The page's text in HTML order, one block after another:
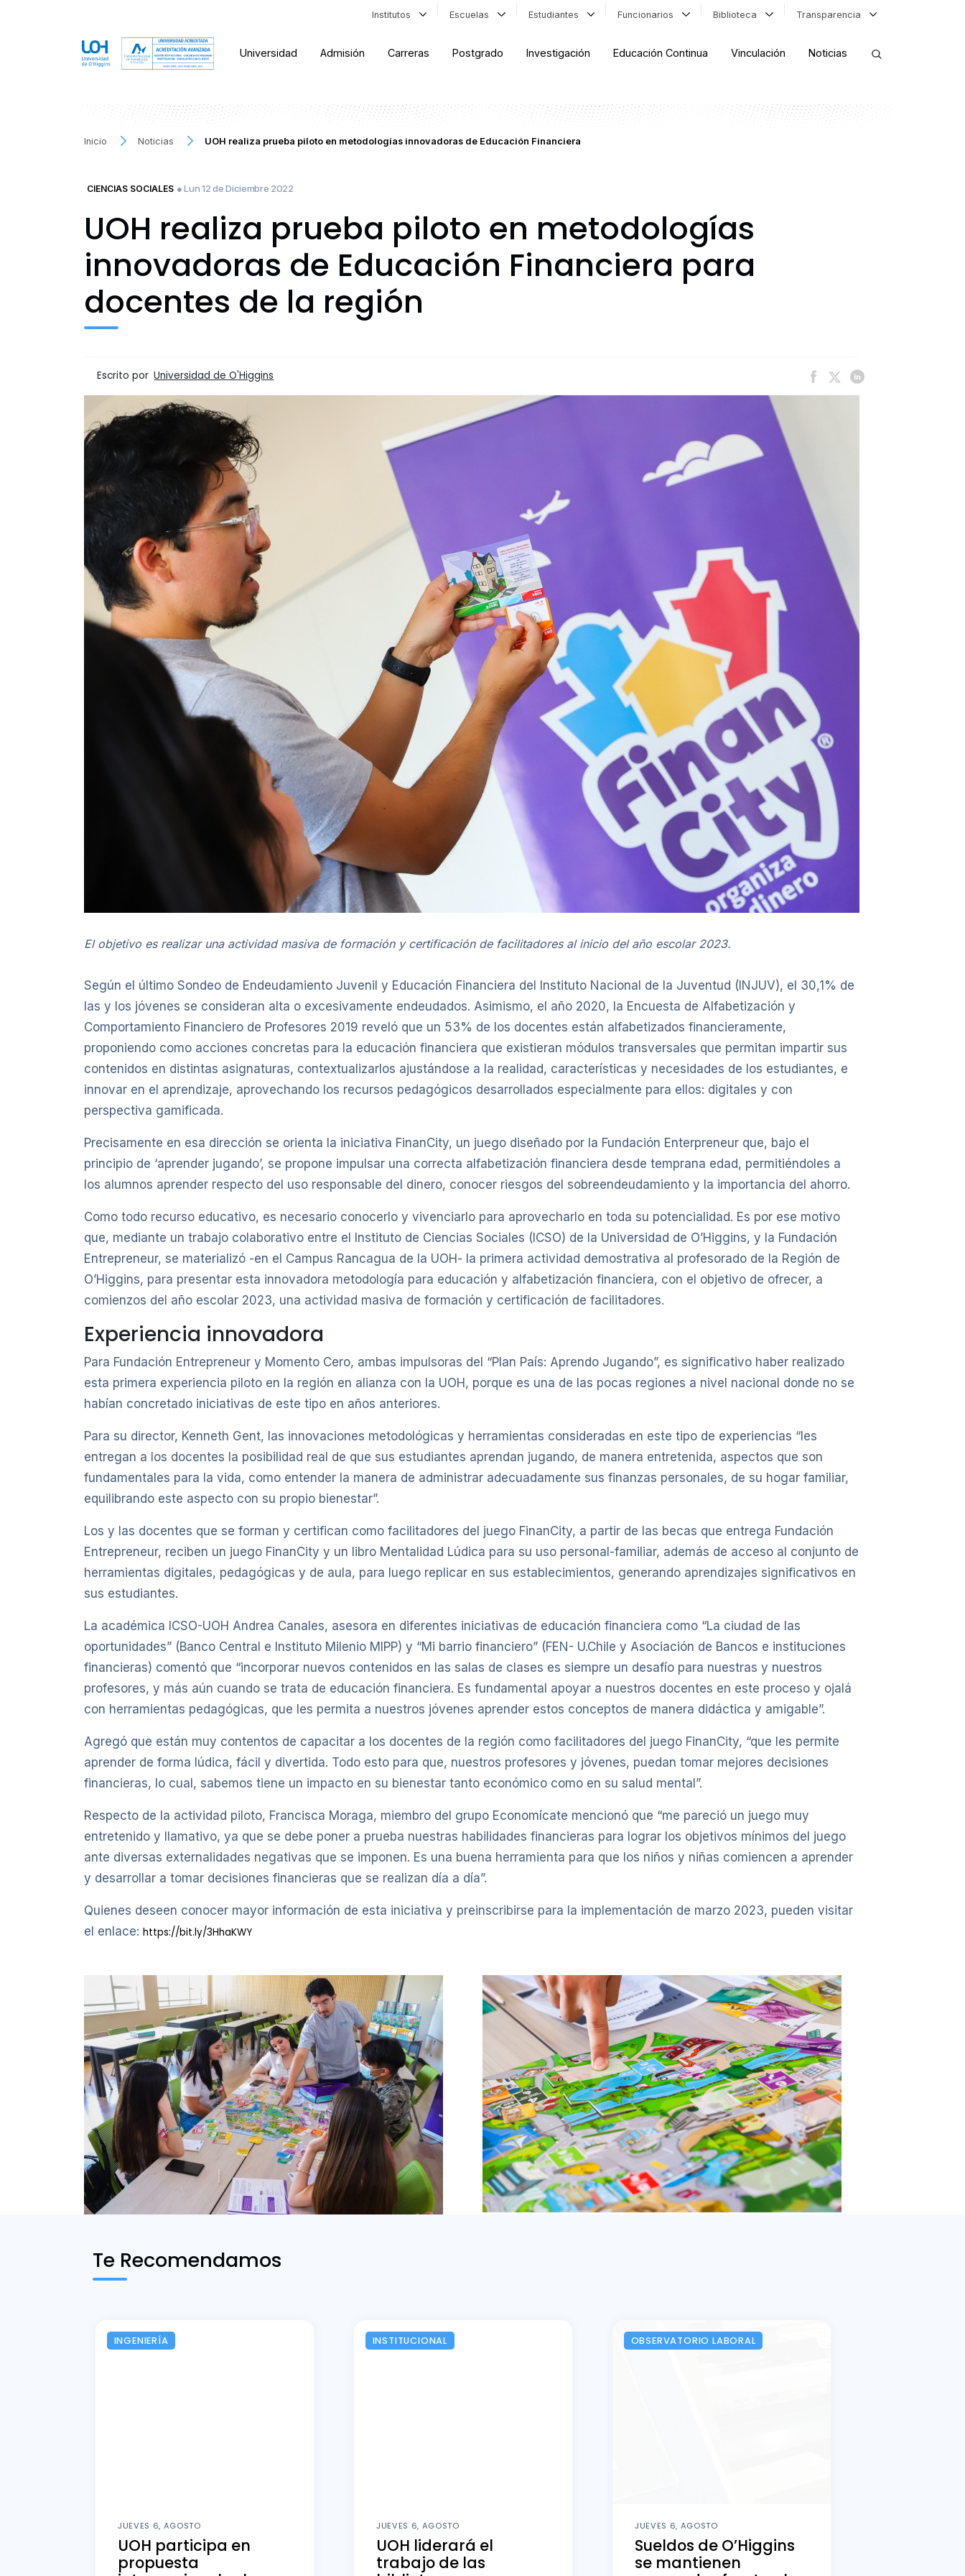
Institutos Escuelas Estudiantes Funcionarios Biblioteca Transparencia
Universidad Admisión Carreras Postgrado Investigación Educación Continua Vinculación Noticias
Inicio Noticias UOH realiza prueba piloto en metodologías innovadoras de Educación Financiera
CIENCIAS SOCIALES ● Lun 12 de Diciembre 2022
UOH realiza prueba piloto en metodologías
innovadoras de Educación Financiera para
docentes de la región
Escrito por Universidad de O'Higgins
El objetivo es realizar una actividad masiva de formación y certificación de facilitadores al inicio del año escolar 2023.
Según el último Sondeo de Endeudamiento Juvenil y Educación Financiera del Instituto Nacional de la Juventud (INJUV), el 30,1% de
las y los jóvenes se consideran alta o excesivamente endeudados. Asimismo, el año 2020, la Encuesta de Alfabetización y
Comportamiento Financiero de Profesores 2019 reveló que un 53% de los docentes están alfabetizados financieramente,
proponiendo como acciones concretas para la educación financiera que existieran módulos transversales que permitan impartir sus
contenidos en distintas asignaturas, contextualizarlos ajustándose a la realidad, características y necesidades de los estudiantes, e
innovar en el aprendizaje, aprovechando los recursos pedagógicos desarrollados especialmente para ellos: digitales y con
perspectiva gamificada.
Precisamente en esa dirección se orienta la iniciativa FinanCity, un juego diseñado por la Fundación Enterpreneur que, bajo el
principio de ‘aprender jugando’, se propone impulsar una correcta alfabetización financiera desde temprana edad, permitiéndoles a
los alumnos aprender respecto del uso responsable del dinero, conocer riesgos del sobreendeudamiento y la importancia del ahorro.
Como todo recurso educativo, es necesario conocerlo y vivenciarlo para aprovecharlo en toda su potencialidad. Es por ese motivo
que, mediante un trabajo colaborativo entre el Instituto de Ciencias Sociales (ICSO) de la Universidad de O’Higgins, y la Fundación
Entrepreneur, se materializó -en el Campus Rancagua de la UOH- la primera actividad demostrativa al profesorado de la Región de
O’Higgins, para presentar esta innovadora metodología para educación y alfabetización financiera, con el objetivo de ofrecer, a
comienzos del año escolar 2023, una actividad masiva de formación y certificación de facilitadores.
Experiencia innovadora
Para Fundación Entrepreneur y Momento Cero, ambas impulsoras del “Plan País: Aprendo Jugando”, es significativo haber realizado
esta primera experiencia piloto en la región en alianza con la UOH, porque es una de las pocas regiones a nivel nacional donde no se
habían concretado iniciativas de este tipo en años anteriores.
Para su director, Kenneth Gent, las innovaciones metodológicas y herramientas consideradas en este tipo de experiencias “les
entregan a los docentes la posibilidad real de que sus estudiantes aprendan jugando, de manera entretenida, aspectos que son
fundamentales para la vida, como entender la manera de administrar adecuadamente sus finanzas personales, de su hogar familiar,
equilibrando este aspecto con su propio bienestar”.
Los y las docentes que se forman y certifican como facilitadores del juego FinanCity, a partir de las becas que entrega Fundación
Entrepreneur, reciben un juego FinanCity y un libro Mentalidad Lúdica para su uso personal-familiar, además de acceso al conjunto de
herramientas digitales, pedagógicas y de aula, para luego replicar en sus establecimientos, generando aprendizajes significativos en
sus estudiantes.
La académica ICSO-UOH Andrea Canales, asesora en diferentes iniciativas de educación financiera como “La ciudad de las
oportunidades” (Banco Central e Instituto Milenio MIPP) y “Mi barrio financiero” (FEN- U.Chile y Asociación de Bancos e instituciones
financieras) comentó que “incorporar nuevos contenidos en las salas de clases es siempre un desafío para nuestras y nuestros
profesores, y más aún cuando se trata de educación financiera. Es fundamental apoyar a nuestros docentes en este proceso y ojalá
con herramientas pedagógicas, que les permita a nuestros jóvenes aprender estos conceptos de manera didáctica y amigable”.
Agregó que están muy contentos de capacitar a los docentes de la región como facilitadores del juego FinanCity, “que les permite
aprender de forma lúdica, fácil y divertida. Todo esto para que, nuestros profesores y jóvenes, puedan tomar mejores decisiones
financieras, lo cual, sabemos tiene un impacto en su bienestar tanto económico como en su salud mental”.
Respecto de la actividad piloto, Francisca Moraga, miembro del grupo Economícate mencionó que “me pareció un juego muy
entretenido y llamativo, ya que se debe poner a prueba nuestras habilidades financieras para lograr los objetivos mínimos del juego
ante diversas externalidades negativas que se imponen. Es una buena herramienta para que los niños y niñas comiencen a aprender
y desarrollar a tomar decisiones financieras que se realizan día a día”.
Quienes deseen conocer mayor información de esta iniciativa y preinscribirse para la implementación de marzo 2023, pueden visitar
el enlace: https://bit.ly/3HhaKWY
Te Recomendamos
INGENIERÍA
JUEVES 6, AGOSTO
UOH participa en
propuesta
INSTITUCIONAL
JUEVES 6, AGOSTO
UOH liderará el
trabajo de las
OBSERVATORIO LABORAL
JUEVES 6, AGOSTO
Sueldos de O’Higgins
se mantienen